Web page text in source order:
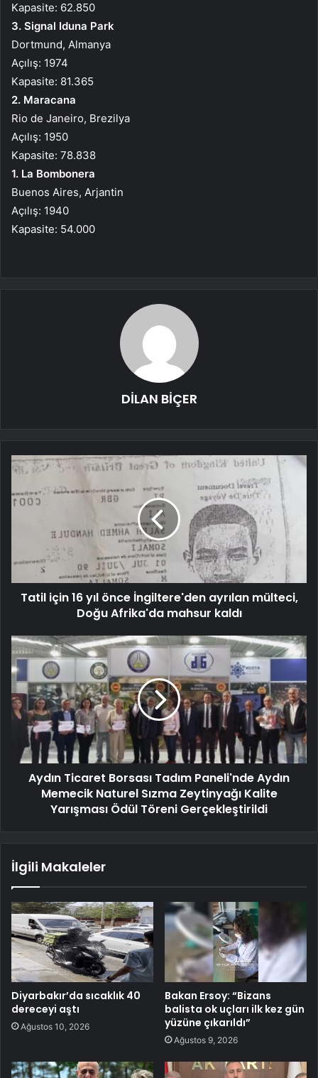
Kapasite: 62.850
3. Signal Iduna Park
Dortmund, Almanya
Açılış: 1974
Kapasite: 81.365
2. Maracana
Rio de Janeiro, Brezilya
Açılış: 1950
Kapasite: 78.838
1. La Bombonera
Buenos Aires, Arjantin
Açılış: 1940
Kapasite: 54.000
DİLAN BİÇER
Tatil için 16 yıl önce İngiltere'den ayrılan mülteci,
Doğu Afrika'da mahsur kaldı
Aydın Ticaret Borsası Tadım Paneli'nde Aydın
Memecik Naturel Sızma Zeytinyağı Kalite
Yarışması Ödül Töreni Gerçekleştirildi
İlgili Makaleler
Diyarbakır’da sıcaklık 40
dereceyi aştı
Ağustos 10, 2026
Bakan Ersoy: “Bizans
balista ok uçları ilk kez gün
yüzüne çıkarıldı”
Ağustos 9, 2026